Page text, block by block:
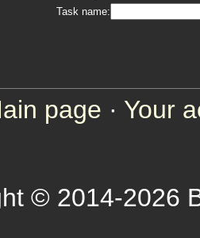
Task name:
page · Your
© 2014-2026